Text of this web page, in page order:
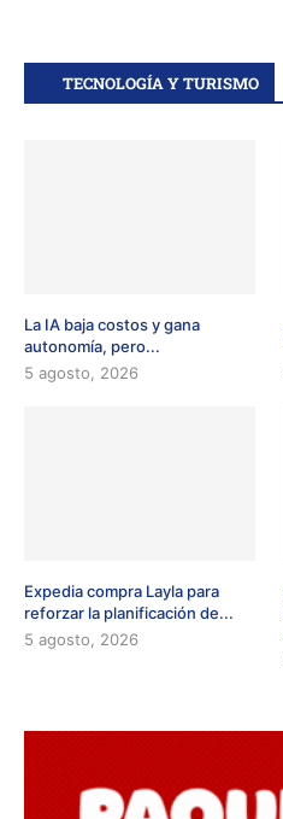
TECNOLOGÍA Y TURISMO
La IA baja costos y gana
autonomía, pero...
5 agosto, 2026
Expedia compra Layla para
reforzar la planificación de...
5 agosto, 2026